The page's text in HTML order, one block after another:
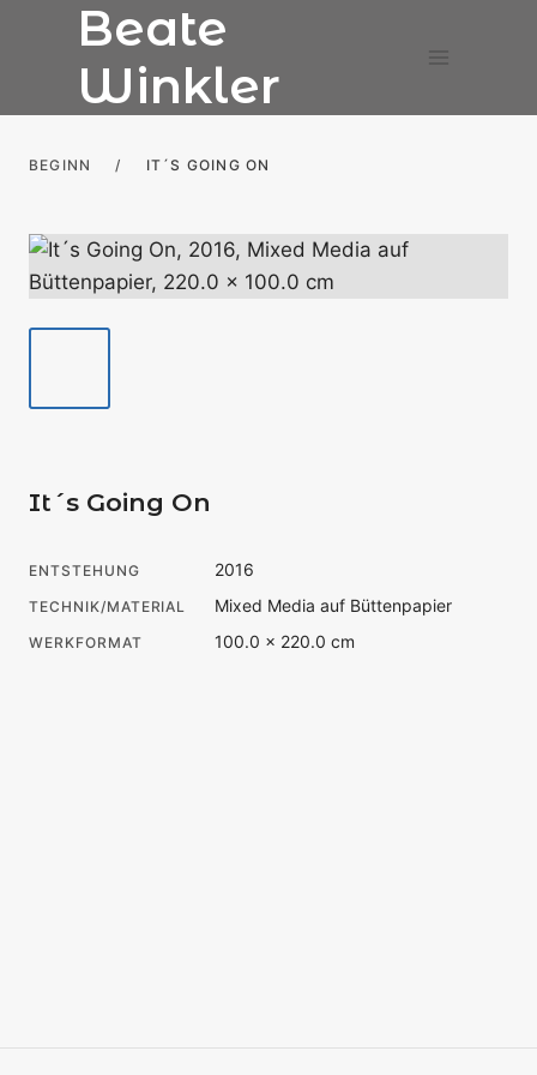
Beate
Winkler
BEGINN / IT´S GOING ON
It´s Going On
ENTSTEHUNG 2016
TECHNIK/MATERIAL Mixed Media auf Büttenpapier
WERKFORMAT 100.0 × 220.0 cm